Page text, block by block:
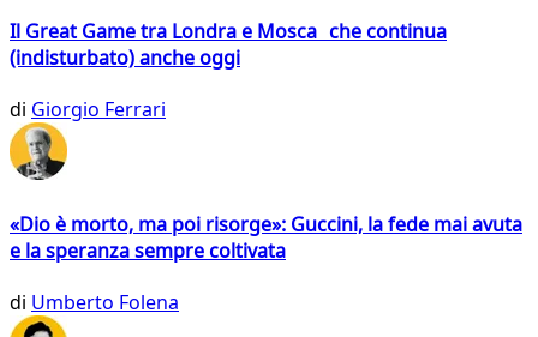
Il Great Game tra Londra e Mosca che continua
(indisturbato) anche oggi
di Giorgio Ferrari
«Dio è morto, ma poi risorge»: Guccini, la fede mai avuta
e la speranza sempre coltivata
di Umberto Folena